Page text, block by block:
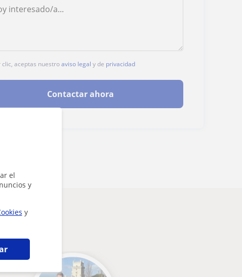
el
y
y
clic, aceptas nuestroaviso legal y de privacidad
Contactar ahora